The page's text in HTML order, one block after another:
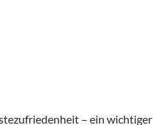
– ein wichtiger